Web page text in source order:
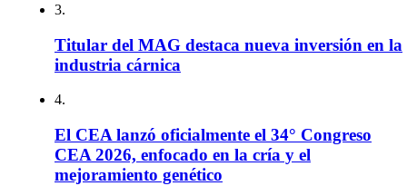
3.
Titular del MAG destaca nueva inversión en la
industria cárnica
4.
El CEA lanzó oficialmente el 34° Congreso
CEA 2026, enfocado en la cría y el
mejoramiento genético